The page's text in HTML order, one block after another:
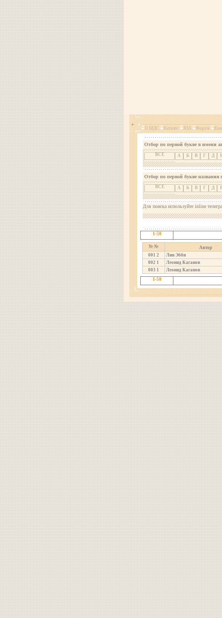
О МДС Каталог RSS Форум
Отбор по первой букве в имени
ВСЕ А Б В Г Д
Отбор по первой букве названия
ВСЕ А Б В Г Д
Для поиска используйте inline
1-50
№ №
Автор
001 2
Лин Эбби
002 1
Леонид Каганов
003 1
Леонид Каганов
1-50